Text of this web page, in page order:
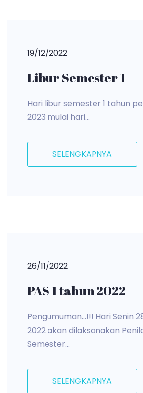
19/12/2022
Libur Semester 1
Hari libur semester 1 tahun
2023 mulai hari...
SELENGKAPNYA
26/11/2022
PAS 1 tahun 2022
Pengumuman...!!! Hari Senin
2022 akan dilaksanakan
Semester...
SELENGKAPNYA